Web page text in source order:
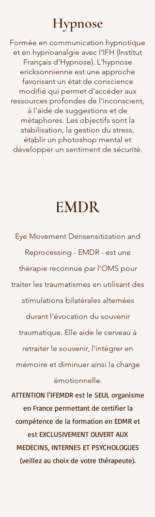
Hypnose
Formée en communication hypnotique
et en hypnoanalgie avec l'IFH (Institut
Français d'Hypnose). L'hypnose
ericksonnienne est une approche
favorisant un état de conscience
modifié qui permet d'accéder aux
ressources profondes de l'inconscient,
à l'aide de suggestions et de
métaphores. Les objectifs sont la
stabilisation, la gestion du stress,
établir un photoshop mental et
développer un sentiment de sécurité.
EMDR
Eye Movement Densensitization and
Reprocessing - EMDR - est une
thérapie reconnue par l'OMS pour
traiter les traumatismes en utilisant des
stimulations bilatérales alternées
durant l'évocation du souvenir
traumatique. Elle aide le cerveau à
retraiter le souvenir, l'intégrer en
mémoire et diminuer ainsi la charge
émotionnelle.
ATTENTION l'IFEMDR est le SEUL organisme
en France permettant de certifier la
compétence de la formation en EDMR et
est EXCLUSIVEMENT OUVERT AUX
MEDECINS, INTERNES ET PSYCHOLOGUES
(veillez au choix de votre thérapeute).